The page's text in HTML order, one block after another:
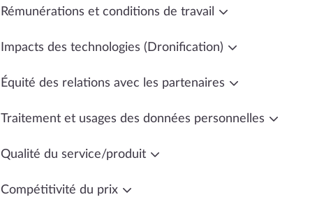
Rémunérations et conditions de travail
Impacts des technologies (Dronification)
Équité des relations avec les partenaires
Traitement et usages des données personnelles
Qualité du service/produit
Compétitivité du prix